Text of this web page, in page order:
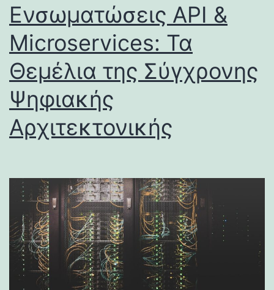
Ενσωματώσεις API &
Microservices: Τα
Θεμέλια της Σύγχρονης
Ψηφιακής
Αρχιτεκτονικής